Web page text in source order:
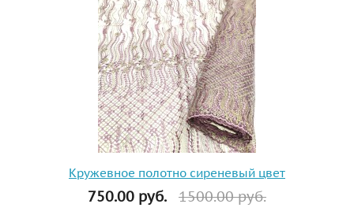
Кружевное полотно сиреневый цвет
750.00 руб. 1500.00 руб.